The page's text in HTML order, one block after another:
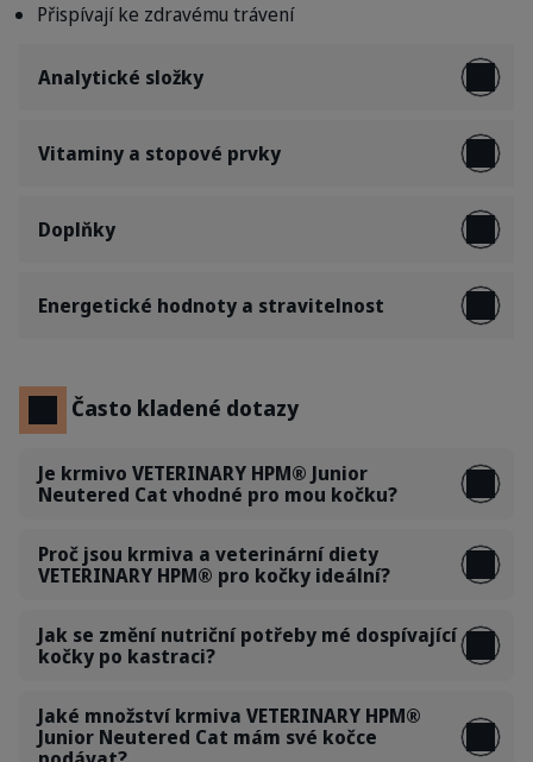
Přispívají ke zdravému trávení
Analytické složky
Vitaminy a stopové prvky
Doplňky
Energetické hodnoty a stravitelnost
Často kladené dotazy
Je krmivo VETERINARY HPM® Junior
Neutered Cat vhodné pro mou kočku?
Proč jsou krmiva a veterinární diety
VETERINARY HPM® pro kočky ideální?
Jak se změní nutriční potřeby mé dospívající
kočky po kastraci?
Jaké množství krmiva VETERINARY HPM®
Junior Neutered Cat mám své kočce